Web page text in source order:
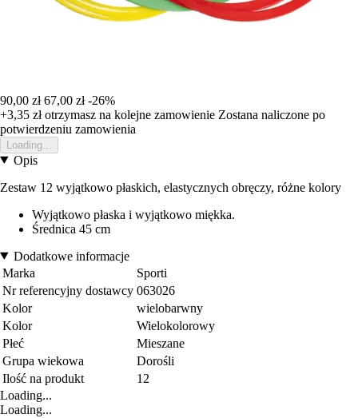
90,00 zł 67,00 zł -26%
+3,35 złotrzymasz na kolejne zamowienie Zostana naliczone po
potwierdzeniu zamowienia
Loading...
Opis
Zestaw 12 wyjątkowo płaskich, elastycznych obręczy, różne kolory
Wyjątkowo płaska i wyjątkowo miękka.
Średnica 45 cm
Dodatkowe informacje
Marka
Sporti
Nr referencyjny dostawcy 063026
Kolor
wielobarwny
Kolor
Wielokolorowy
Płeć
Mieszane
Grupa wiekowa
Dorośli
Ilość na produkt
12
Loading...
Loading...